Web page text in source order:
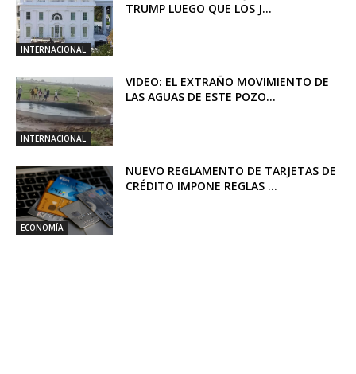
INTERNACIONAL
TRUMP LUEGO QUE LOS J...
INTERNACIONAL
VIDEO: EL EXTRAÑO MOVIMIENTO DE
LAS AGUAS DE ESTE POZO...
ECONOMÍA
NUEVO REGLAMENTO DE TARJETAS DE
CRÉDITO IMPONE REGLAS ...